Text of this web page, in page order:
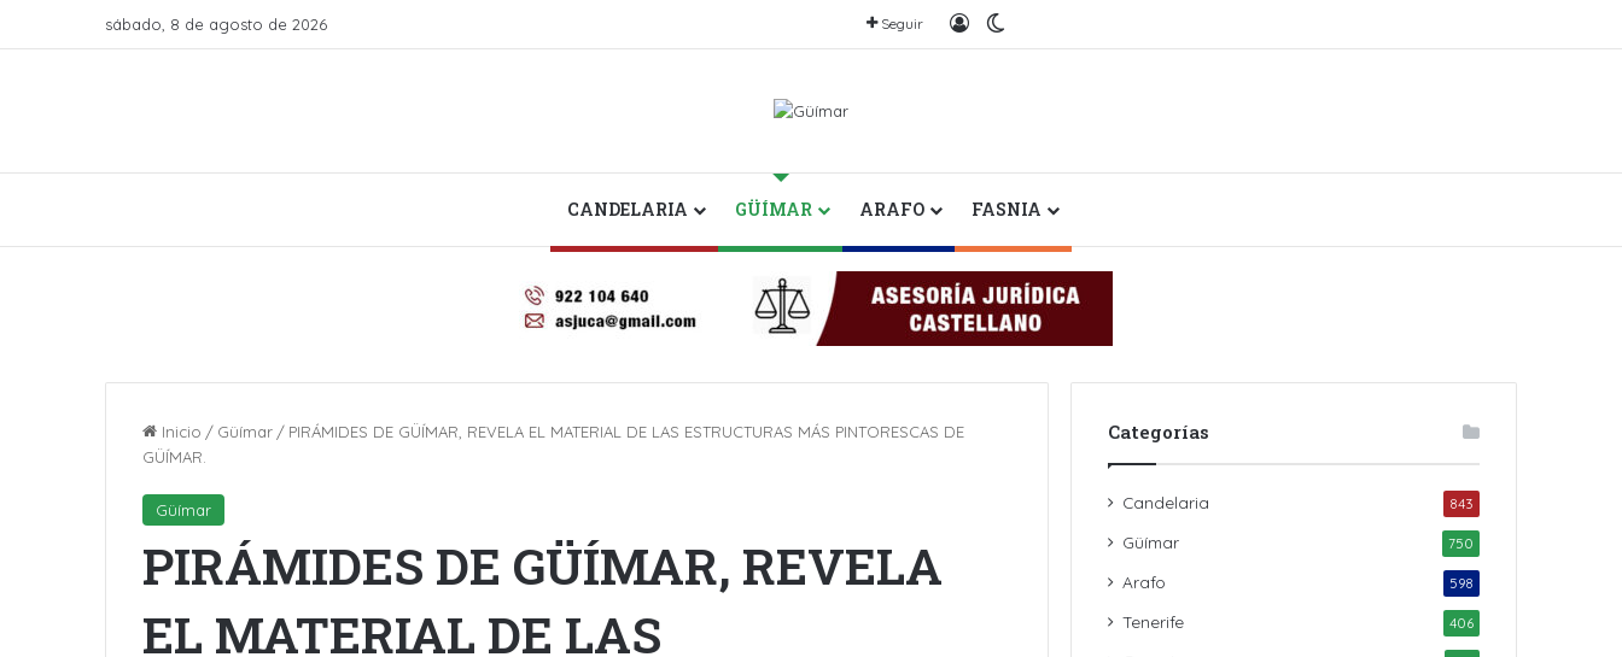
sábado, 8 de agosto de 2026 Seguir Iniciar sesión
CANDELARIA GÜÍMAR ARAFO FASNIA
Inicio / Güímar / PIRÁMIDES DE GÜÍMAR, REVELA EL MATERIAL DE LAS ESTRUCTURAS MÁS PINTORESCAS DE
GÜÍMAR.
Güímar
PIRÁMIDES DE GÜÍMAR, REVELA
EL MATERIAL DE LAS
Categorías
Candelaria 843
Güímar 750
Arafo 598
Tenerife 406